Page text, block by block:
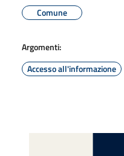
Comune
Argomenti:
Accesso all'informazione